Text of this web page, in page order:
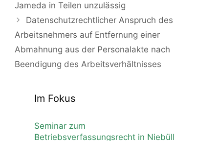
Jameda in Teilen unzulässig
Datenschutzrechtlicher Anspruch des
Arbeitsnehmers auf Entfernung einer
Abmahnung aus der Personalakte nach
Beendigung des Arbeitsverhältnisses
Im Fokus
Seminar zum
Betriebsverfassungsrecht in Niebüll